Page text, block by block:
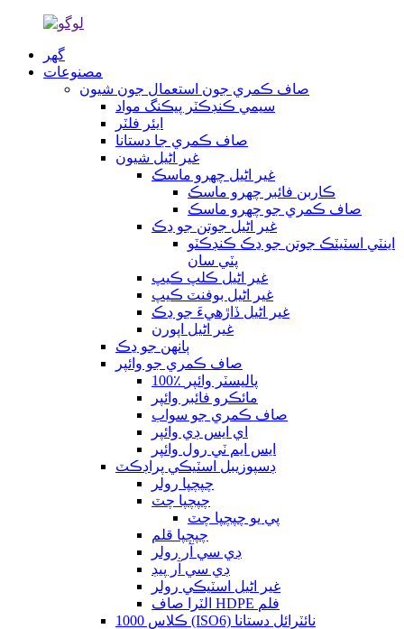
گھر
مصنوعات
صاف ڪمري جون استعمال جون شيون
سيمي ڪنڊڪٽر پيڪنگ مواد
ايئر فلٽر
صاف ڪمري جا دستانا
غير اڻيل شيون
غير اڻيل چهرو ماسڪ
ڪاربن فائبر چهرو ماسڪ
صاف ڪمري جو چهرو ماسڪ
غير اڻيل جوتن جو ڍڪ
اينٽي اسٽيٽڪ جوتن جو ڍڪ ڪنڊڪٽو
پٽي سان
غير اڻيل ڪلپ ڪيپ
غير اڻيل بوفنٽ ڪيپ
غير اڻيل ڏاڙهيءَ جو ڍڪ
غير اڻيل اپورن
ٻانهن جو ڍڪ
صاف ڪمري جو وائپر
100٪ پاليسٽر وائپر
مائڪرو فائبر وائپر
صاف ڪمري جو سواب
اي ايس ڊي وائپر
ايس ايم ٽي رول وائپر
ڊسپوزيبل اسٽيڪي پراڊڪٽ
چپچپا رولر
چپچپا چٽ
پي يو چپچپا چٽ
چپچپا قلم
ڊي سي آر رولر
ڊي سي آر پيڊ
غير اڻيل اسٽيڪي رولر
الٽرا صاف HDPE فلم
ڪلاس 1000 (ISO6) نائٽرائل دستانا